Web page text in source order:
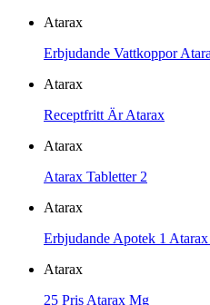
Atarax
Erbjudande Vattkoppor
Atarax
Receptfritt Är Atarax
Atarax
Atarax Tabletter 2
Atarax
Erbjudande Apotek 1
Atarax
25 Pris Atarax Mg